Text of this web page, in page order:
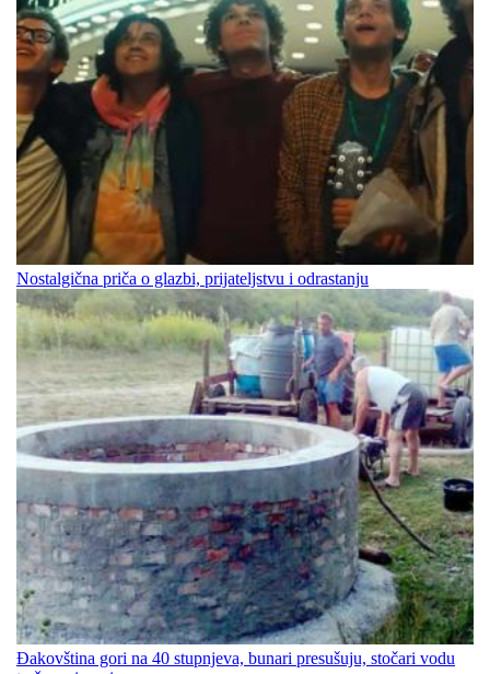
Nostalgična priča o glazbi, prijateljstvu i odrastanju
Đakovština gori na 40 stupnjeva, bunari presušuju, stočari vodu